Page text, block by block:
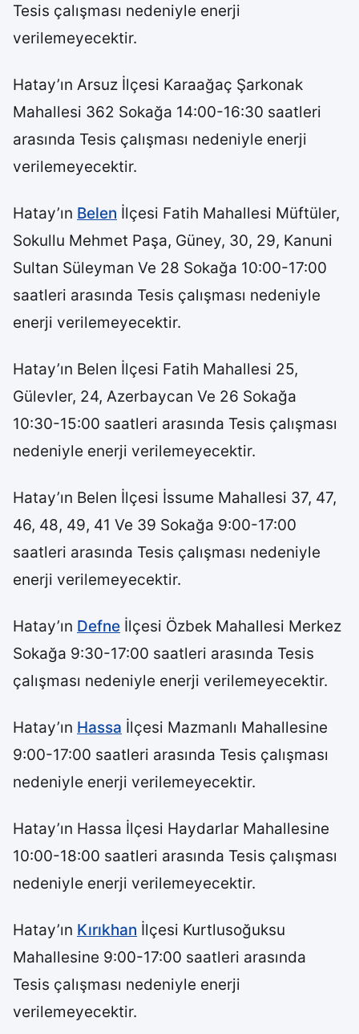
Tesis çalışması nedeniyle enerji
verilemeyecektir.
Hatay’ın Arsuz İlçesi Karaağaç Şarkonak
Mahallesi 362 Sokağa 14:00-16:30 saatleri
arasında Tesis çalışması nedeniyle enerji
verilemeyecektir.
Hatay’ın Belen İlçesi Fatih Mahallesi Müftüler,
Sokullu Mehmet Paşa, Güney, 30, 29, Kanuni
Sultan Süleyman Ve 28 Sokağa 10:00-17:00
saatleri arasında Tesis çalışması nedeniyle
enerji verilemeyecektir.
Hatay’ın Belen İlçesi Fatih Mahallesi 25,
Gülevler, 24, Azerbaycan Ve 26 Sokağa
10:30-15:00 saatleri arasında Tesis çalışması
nedeniyle enerji verilemeyecektir.
Hatay’ın Belen İlçesi İssume Mahallesi 37, 47,
46, 48, 49, 41 Ve 39 Sokağa 9:00-17:00
saatleri arasında Tesis çalışması nedeniyle
enerji verilemeyecektir.
Hatay’ın Defne İlçesi Özbek Mahallesi Merkez
Sokağa 9:30-17:00 saatleri arasında Tesis
çalışması nedeniyle enerji verilemeyecektir.
Hatay’ın Hassa İlçesi Mazmanlı Mahallesine
9:00-17:00 saatleri arasında Tesis çalışması
nedeniyle enerji verilemeyecektir.
Hatay’ın Hassa İlçesi Haydarlar Mahallesine
10:00-18:00 saatleri arasında Tesis çalışması
nedeniyle enerji verilemeyecektir.
Hatay’ın Kırıkhan İlçesi Kurtlusoğuksu
Mahallesine 9:00-17:00 saatleri arasında
Tesis çalışması nedeniyle enerji
verilemeyecektir.